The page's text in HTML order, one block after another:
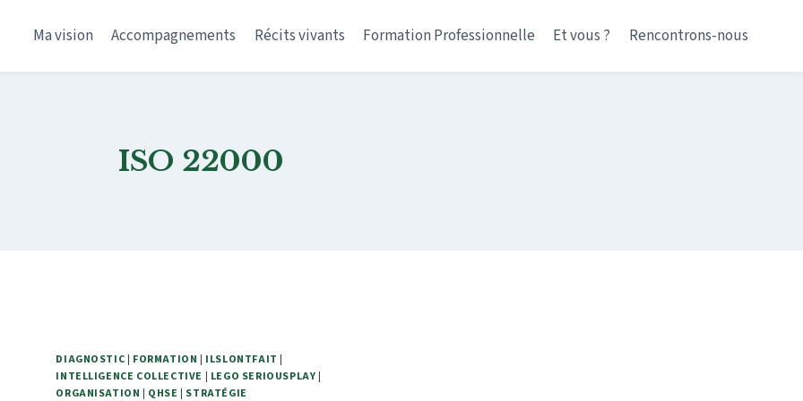
Ma vision Accompagnements Récits vivants Formation Professionnelle Et vous ? Rencontrons-nous
ISO 22000
DIAGNOSTIC | FORMATION | ILSLONTFAIT |
INTELLIGENCE COLLECTIVE | LEGO SERIOUSPLAY |
ORGANISATION | QHSE | STRATÉGIE